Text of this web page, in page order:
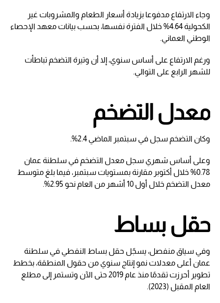
وجاء الارتفاع مدفوعا بزيادة أسعار الطعام والمشروبات غير
الكحولية 4.64% خلال الفترة نفسها، بحسب بيانات معهد الإحصاء
الوطني العماني.
ورغم الارتفاع على أساس سنوي، إلا أن وتيرة التضخم تباطأت
للشهر الرابع على التوالي.
معدل التضخم
وكان التضخم سجل في سبتمبر الماضي 2.4%.
وعلى أساس شهري سجل معدل التضخم في سلطنة عمان
0.78% خلال أكتوبر مقارنة بمستويات سبتمبر، فيما بلغ متوسط
معدل التضخم خلال أول 10 أشهر من العام نحو 2.95%.
حقل بساط
وفي سياق منفصل، يسجّل حقل بساط النفطي في سلطنة
عمان أعلى معدلات نمو إنتاج سنوي من حقول المنطقة، بخطط
تطوير أحرزت تقدمًا منذ عام 2019 حتى الآن وتستمر إلى مطلع
العام المقبل (2023).